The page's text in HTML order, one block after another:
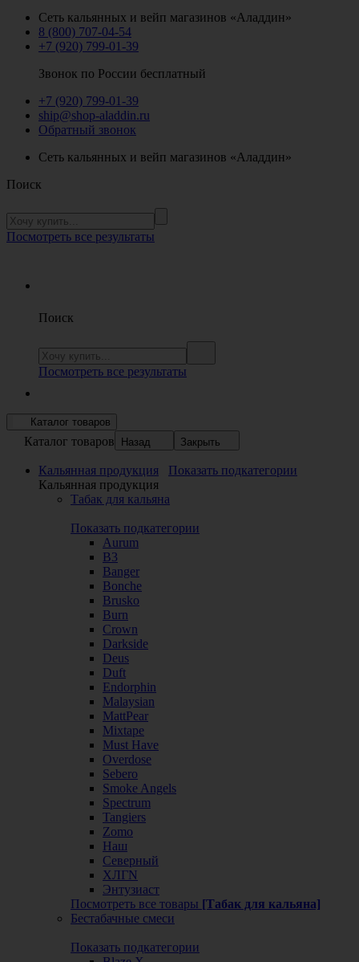
Сеть кальянных и вейп магазинов «Аладдин»
8 (800) 707-04-54
+7 (920) 799-01-39
Звонок по России бесплатный
+7 (920) 799-01-39
ship@shop-aladdin.ru
Обратный звонок
Сеть кальянных и вейп магазинов «Аладдин»
Поиск
Посмотреть все результаты
Поиск
Посмотреть все результаты
Каталог товаров
Каталог товаров Назад Закрыть
Кальянная продукция
Показать подкатегории
Кальянная продукция
Табак для кальяна
Показать подкатегории
Aurum
B3
Banger
Bonche
Brusko
Burn
Crown
Darkside
Deus
Duft
Endorphin
Malaysian
MattPear
Mixtape
Must Have
Overdose
Sebero
Smoke Angels
Spectrum
Tangiers
Zomo
Наш
Северный
ХЛГN
Энтузиаст
Посмотреть все товары [Табак для кальяна]
Бестабачные смеси
Показать подкатегории